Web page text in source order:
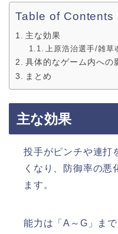
Table of Contents
主な効果
上原浩治選手/雑草
具体的なゲーム内への
まとめ
主な効果
投手がピンチや連打
くなり、防御率の悪
ます。
能力は「A～G」ま